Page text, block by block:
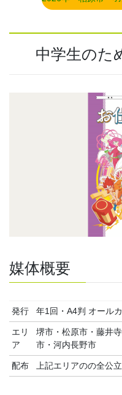
中学生のた
媒体概要
発行 年1回・A4判 オール
エリ
ア
堺市・松原市・藤井
市・河内長野市
配布 上記エリアのの全公